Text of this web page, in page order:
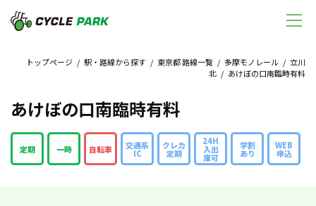
トップページ / 駅・路線から探す / 東京都 路線一覧 / 多摩モノレール / 立川
北 / あけぼの口南臨時有料
あけぼの口南臨時有料
定期 一時 自転車 交通系
IC
クレカ
定期
24H
入出
庫可
学割
あり
WEB
申込